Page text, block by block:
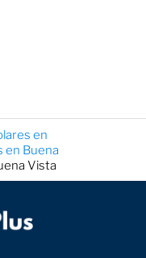
en
en Buena
Vista